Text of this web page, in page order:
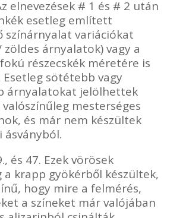
elnevezések # 1 és # 2 után
esetleg említett
színárnyalat variációkat
zöldes árnyalatok) vagy a
részecskék méretére is
sötétebb vagy
árnyalatokat jelölhettek
valószínűleg mesterséges
és már nem készültek
ásványból.
és 47. Ezek vörösek
krapp gyökérből készültek,
hogy mire a felmérés,
a színeket már valójában